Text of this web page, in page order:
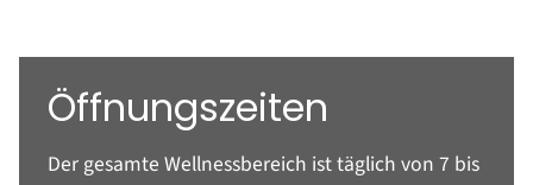
Öffnungszeiten
Der gesamte Wellnessbereich ist täglich von 7 bis